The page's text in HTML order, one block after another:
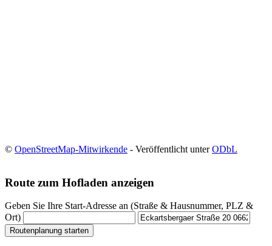
© OpenStreetMap-Mitwirkende - Veröffentlicht unterODbL
Route zum Hofladen anzeigen
Geben Sie Ihre Start-Adresse an (Straße & Hausnummer, PLZ &
Ort)
Routenplanung starten